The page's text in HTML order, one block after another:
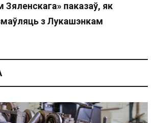
паказаў, як
з Лукашэнкам